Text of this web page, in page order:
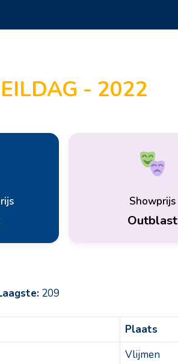
- 2022
Showprijs
Outblast
209
Plaats
Vlijmen